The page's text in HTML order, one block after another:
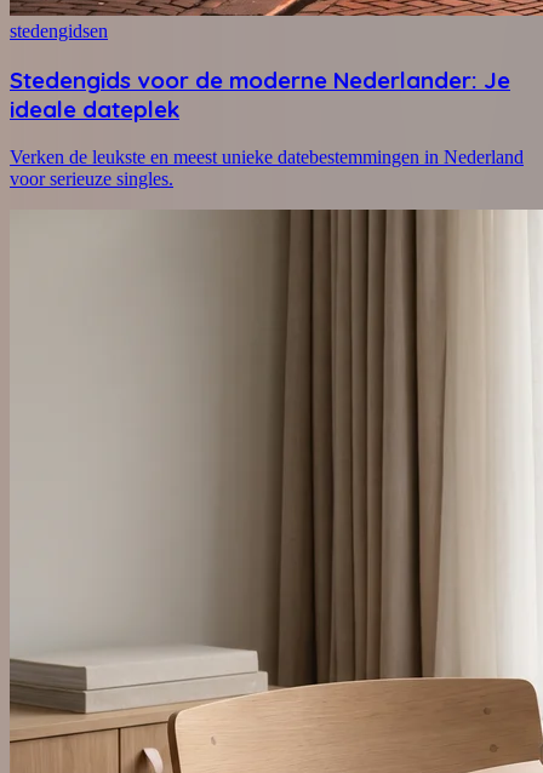
stedengidsen
Stedengids voor de moderne Nederlander: Je
ideale dateplek
Verken de leukste en meest unieke datebestemmingen in Nederland
voor serieuze singles.